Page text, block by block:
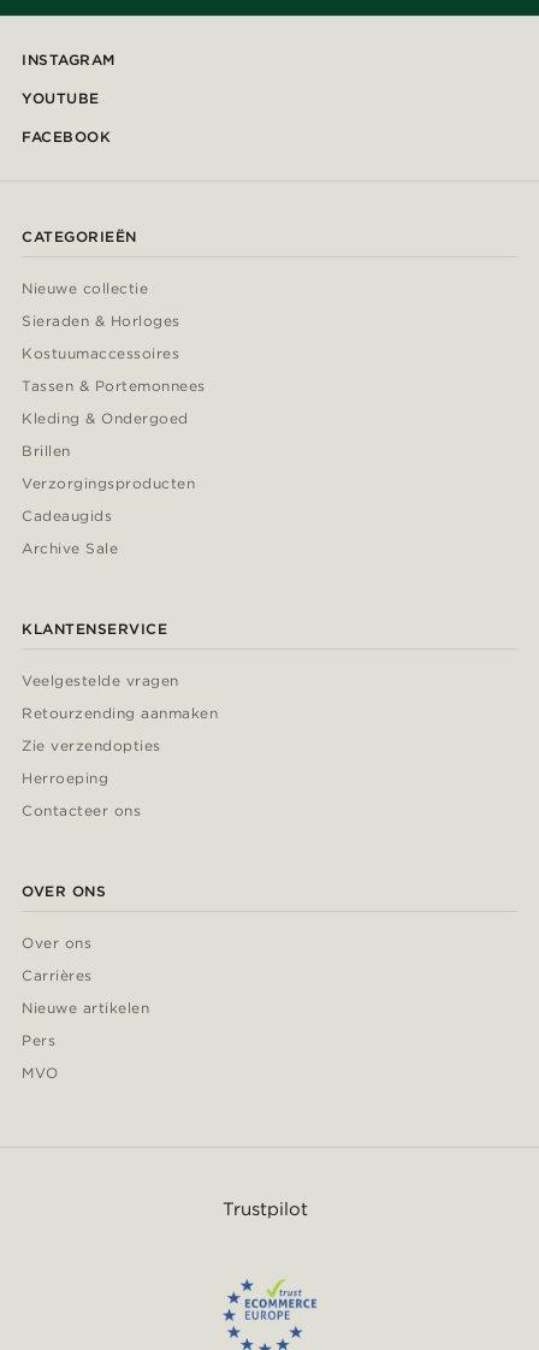
INSTAGRAM
YOUTUBE
FACEBOOK
CATEGORIEËN
Nieuwe collectie
Sieraden & Horloges
Kostuumaccessoires
Tassen & Portemonnees
Kleding & Ondergoed
Brillen
Verzorgingsproducten
Cadeaugids
Archive Sale
KLANTENSERVICE
Veelgestelde vragen
Retourzending aanmaken
Zie verzendopties
Herroeping
Contacteer ons
OVER ONS
Over ons
Carrières
Nieuwe artikelen
Pers
MVO
Trustpilot